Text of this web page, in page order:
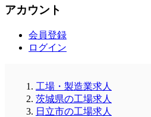
アカウント
会員登録
ログイン
工場・製造業求人
茨城県の工場求人
日立市の工場求人